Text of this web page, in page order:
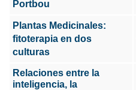
Portbou
Plantas Medicinales:
fitoterapia en dos
culturas
Relaciones entre la
inteligencia, la